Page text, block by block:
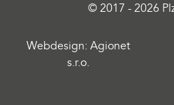
© 2017 - 2026
Webdesign: Agionet
s.r.o.